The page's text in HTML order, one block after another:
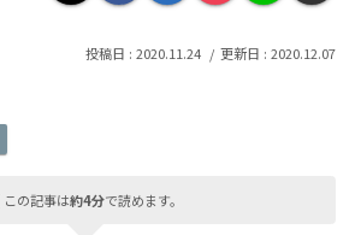
2020.11.24 2020.12.07
この記事は約4分で読めます。